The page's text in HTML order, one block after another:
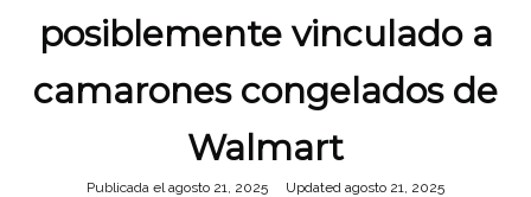
posiblemente vinculado a
camarones congelados de
Walmart
Publicada el agosto 21, 2025 agosto 21, 2025